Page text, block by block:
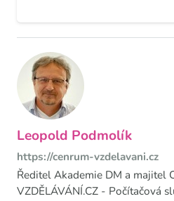
Leopold Podmolík
https://cenrum-vzdelavani.cz
Ředitel Akademie DM a majitel
VZDĚLÁVÁNÍ.CZ - Počítačová